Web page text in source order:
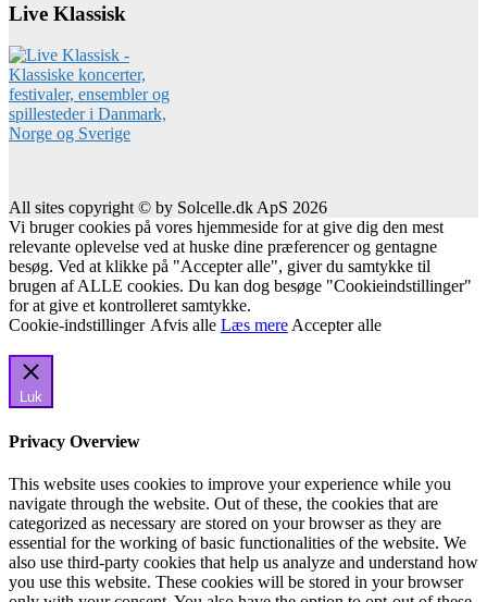
Live Klassisk
All sites copyright © by Solcelle.dk ApS 2026
Vi bruger cookies på vores hjemmeside for at give dig den mest
relevante oplevelse ved at huske dine præferencer og gentagne
besøg. Ved at klikke på "Accepter alle", giver du samtykke til
brugen af ALLE cookies. Du kan dog besøge "Cookieindstillinger"
for at give et kontrolleret samtykke.
Cookie-indstillinger Afvis alle Læs mereAccepter alle
Luk
Privacy Overview
This website uses cookies to improve your experience while you
navigate through the website. Out of these, the cookies that are
categorized as necessary are stored on your browser as they are
essential for the working of basic functionalities of the website. We
also use third-party cookies that help us analyze and understand how
you use this website. These cookies will be stored in your browser